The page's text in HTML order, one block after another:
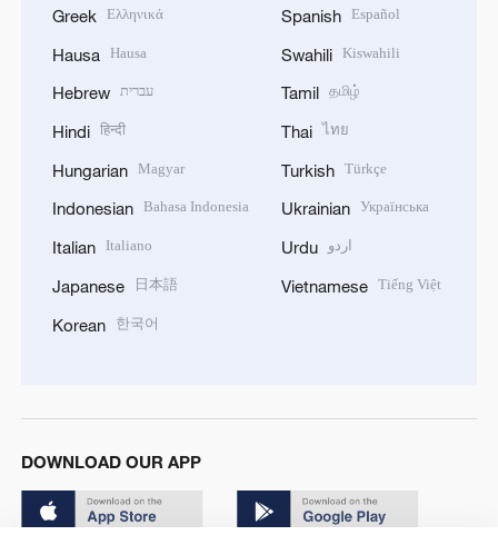
Greek Ελληνικά
Hausa Hausa
Hebrew עברית
Hindi हिन्दी
Hungarian Magyar
Indonesian Bahasa Indonesia
Italian Italiano
Japanese 日本語
Korean 한국어
Spanish Español
Swahili Kiswahili
Tamil தமிழ்
Thai ไทย
Turkish Türkçe
Ukrainian Українська
Urdu اردو
Vietnamese Tiếng Việt
DOWNLOAD OUR APP